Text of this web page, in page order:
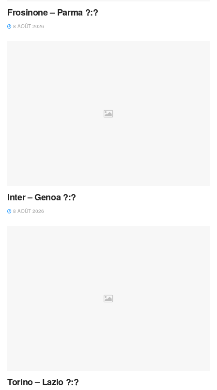
Frosinone – Parma ?:?
8 AOÛT 2026
Inter – Genoa ?:?
8 AOÛT 2026
Torino – Lazio ?:?